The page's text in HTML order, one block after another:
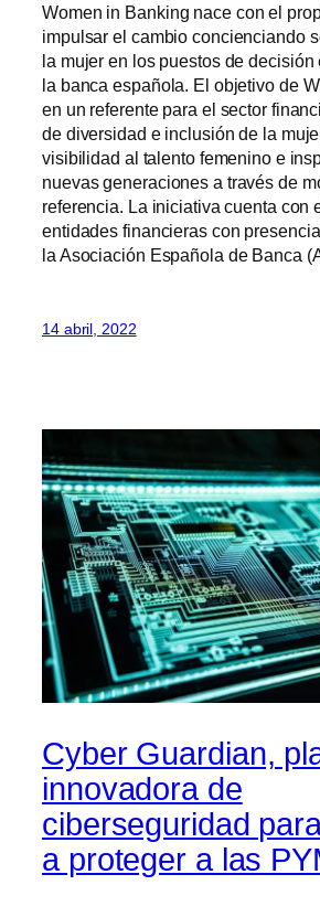
Women in Banking nace con el
impulsar el cambio concienciando
la mujer en los puestos de
la banca española. El objetivo de
en un referente para el sector
de diversidad e inclusión de la
visibilidad al talento femenino e
nuevas generaciones a través de
referencia. La iniciativa cuenta con
entidades financieras con
la Asociación Española de Banca
14 abril, 2022
Cyber Guardian,
innovadora de
ciberseguridad
a proteger a las